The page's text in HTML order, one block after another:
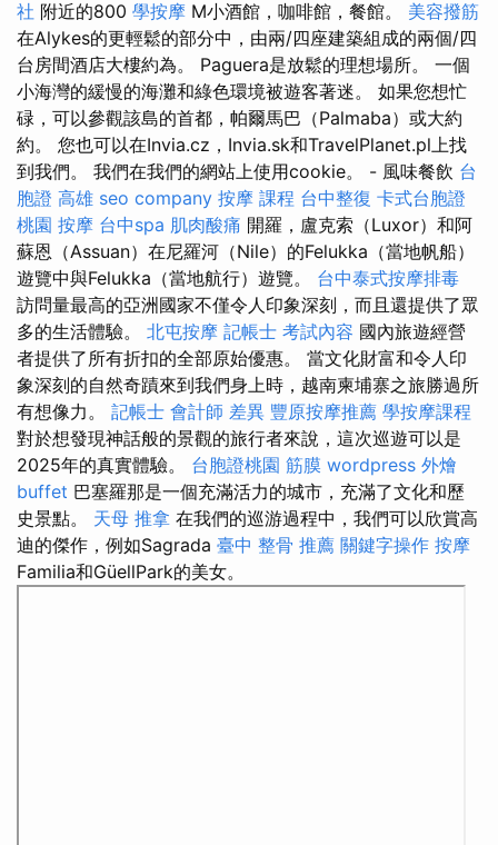
社 附近的800 學按摩 M小酒館，咖啡館，餐館。 美容撥筋
在Alykes的更輕鬆的部分中，由兩/四座建築組成的兩個/四
台房間酒店大樓約為。 Paguera是放鬆的理想場所。 一個
小海灣的緩慢的海灘和綠色環境被遊客著迷。 如果您想忙
碌，可以參觀該島的首都，帕爾馬巴（Palmaba）或大約
約。 您也可以在Invia.cz，Invia.sk和TravelPlanet.pl上找
到我們。 我們在我們的網站上使用cookie。 - 風味餐飲 台
胞證 高雄 seo company 按摩 課程 台中整復 卡式台胞證
桃園 按摩 台中spa 肌肉酸痛 開羅，盧克索（Luxor）和阿
蘇恩（Assuan）在尼羅河（Nile）的Felukka（當地帆船）
遊覽中與Felukka（當地航行）遊覽。 台中泰式按摩排毒
訪問量最高的亞洲國家不僅令人印象深刻，而且還提供了眾
多的生活體驗。 北屯按摩 記帳士 考試內容 國內旅遊經營
者提供了所有折扣的全部原始優惠。 當文化財富和令人印
象深刻的自然奇蹟來到我們身上時，越南柬埔寨之旅勝過所
有想像力。 記帳士 會計師 差異 豐原按摩推薦 學按摩課程
對於想發現神話般的景觀的旅行者來說，這次巡遊可以是
2025年的真實體驗。 台胞證桃園 筋膜 wordpress 外燴
buffet 巴塞羅那是一個充滿活力的城市，充滿了文化和歷
史景點。 天母 推拿 在我們的巡游過程中，我們可以欣賞高
迪的傑作，例如Sagrada 臺中 整骨 推薦 關鍵字操作 按摩
Familia和GüellPark的美女。